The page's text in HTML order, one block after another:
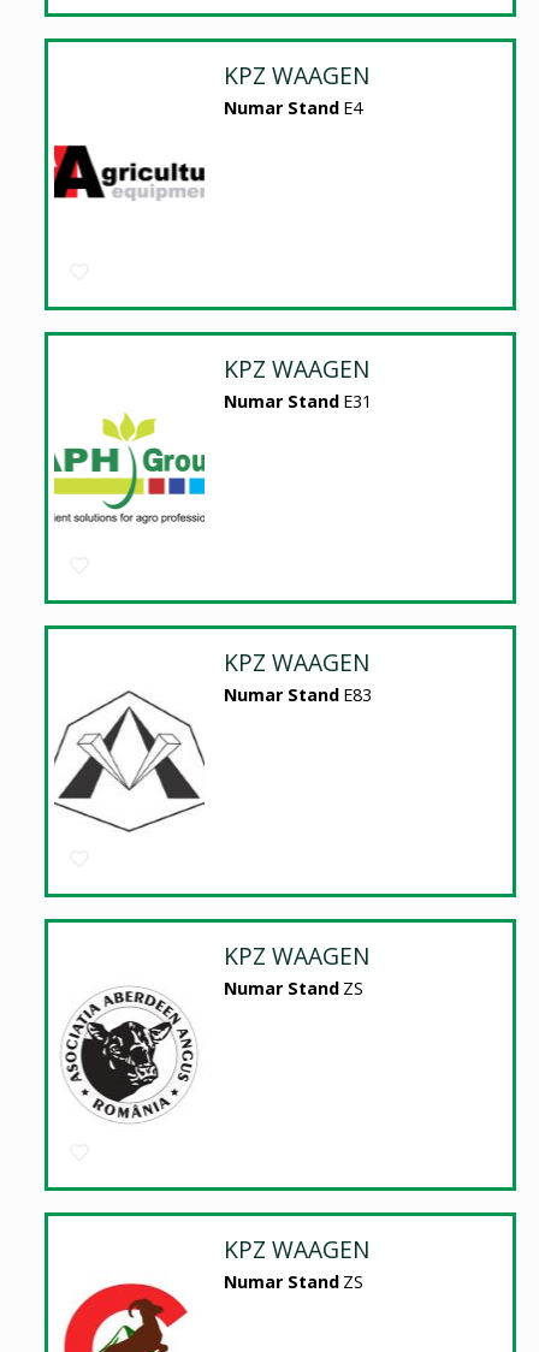
KPZ WAAGEN
Numar Stand E4
KPZ WAAGEN
Numar Stand E31
KPZ WAAGEN
Numar Stand E83
KPZ WAAGEN
Numar Stand ZS
KPZ WAAGEN
Numar Stand ZS